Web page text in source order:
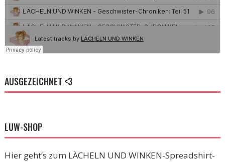
AUSGEZEICHNET <3
LUW-SHOP
Hier geht’s zum LÄCHELN UND WINKEN-Spreadshirt-